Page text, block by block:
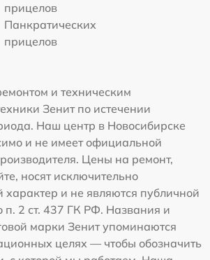
прицелов
Панкратических
прицелов
и техническим
Зенит по истечении
Наш центр в Новосибирске
и не имеет официальной
Цены на ремонт,
носят исключительно
характер и не являются публичной
п. 2 ст. 437 ГК РФ. Названия и
марки Зенит упоминаются
целях — чтобы обозначить